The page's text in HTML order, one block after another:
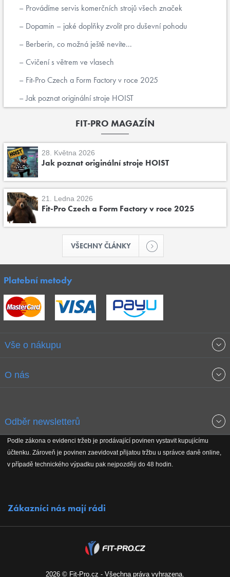
Provádíme servis komerčních strojů všech značek
Dopamin – jaké doplňky zvolit pro duševní pohodu
Berberin, co možná ještě nevíte...
Cvičení s větrem ve vlasech
Fit-Pro Czech a Form Factory v roce 2025
Jak poznat originální stroje HOIST
FIT-PRO MAGAZÍN
28. Května 2026
Jak poznat originální stroje HOIST
21. Ledna 2026
Fit-Pro Czech a Form Factory v roce 2025
VŠECHNY ČLÁNKY
Platební metody
Vše o nákupu
Obchodní podmínky
Reklamační řád
O nás
Koho podporujeme
Odběr newsletterů
Získejte přehled o novinkách, slevách, akčním zboží a upozornění
na nové články v magazínu!
Podle zákona o evidenci tržeb je prodávající povinen vystavit kupujícímu
účtenku. Zároveň je povinen zaevidovat přijatou tržbu u správce daně online,
v případě technického výpadku pak nejpozději do 48 hodin.
Zákazníci nás mají rádi
2026 © Fit-Pro.cz - Všechna práva vyhrazena.